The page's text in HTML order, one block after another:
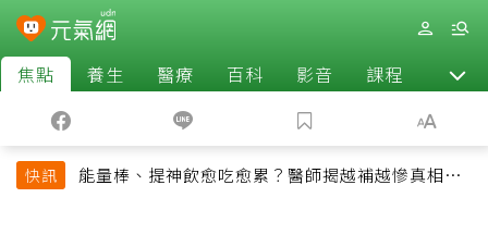
焦點 養生 醫療 百科 影音 課程 退休
快訊
能量棒、提神飲愈吃愈累？醫師揭越補越慘真相：